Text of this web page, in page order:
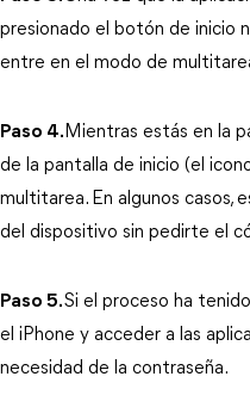
presionado el botón de inicio
entre en el modo de
Paso 4. Mientras estás en la
de la pantalla de inicio (el
multitarea. En algunos casos,
del dispositivo sin pedirte el
Paso 5.Si el proceso ha
el iPhone y acceder a las
necesidad de la contraseña.